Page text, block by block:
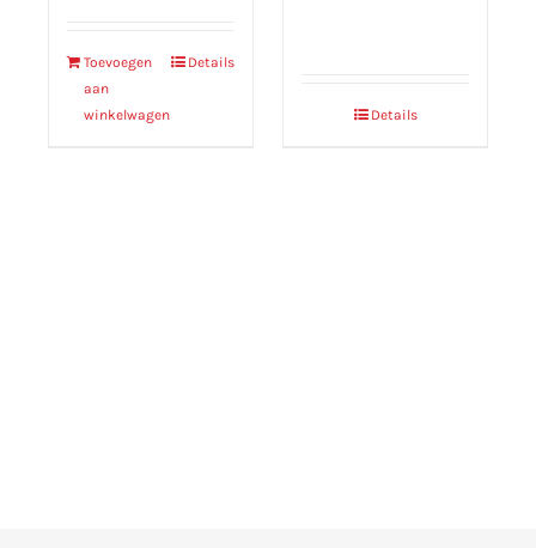
Toevoegen
aan
winkelwagen
Details
Details